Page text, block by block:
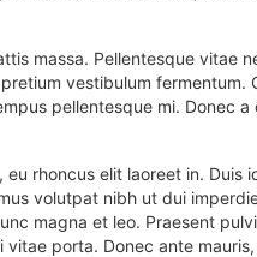
massa. Pellentesque vitae
vestibulum
pellentesque mi. Donec
rhoncus elit laoreet in.
volutpat nibh ut dui
magna et leo. Praesent
porta. Donec ante